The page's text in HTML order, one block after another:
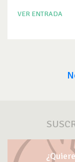
VER ENTRADA